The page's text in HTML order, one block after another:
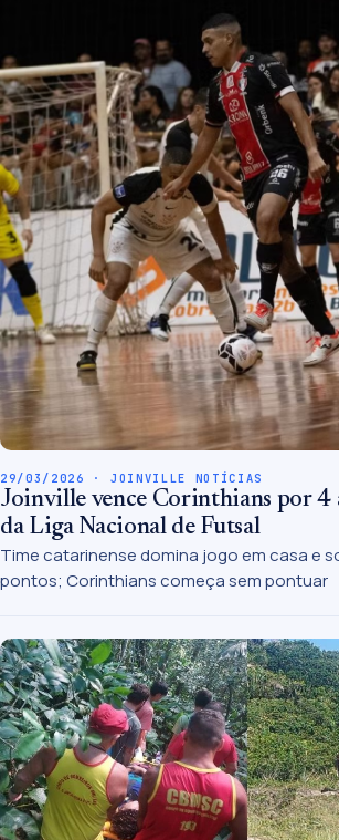
29/03/2026 · JOINVILLE NOTÍCIAS
Joinville vence Corinthians por 4
da Liga Nacional de Futsal
Time catarinense domina jogo em casa e
pontos; Corinthians começa sem pontuar